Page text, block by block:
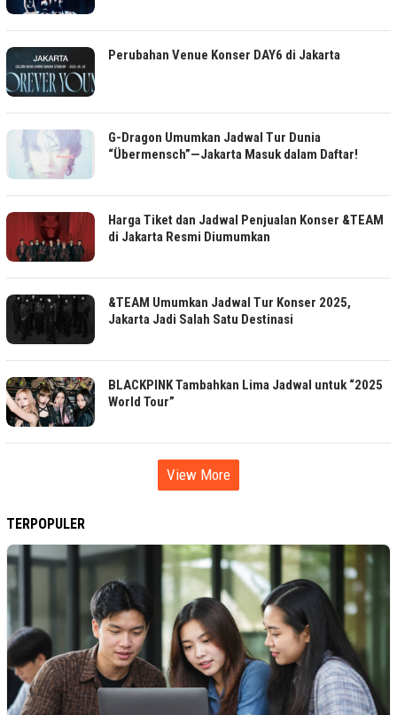
Perubahan Venue Konser DAY6 di Jakarta
G-Dragon Umumkan Jadwal Tur Dunia
“Übermensch”—Jakarta Masuk dalam Daftar!
Harga Tiket dan Jadwal Penjualan Konser &TEAM
di Jakarta Resmi Diumumkan
&TEAM Umumkan Jadwal Tur Konser 2025,
Jakarta Jadi Salah Satu Destinasi
BLACKPINK Tambahkan Lima Jadwal untuk “2025
World Tour”
View More
TERPOPULER